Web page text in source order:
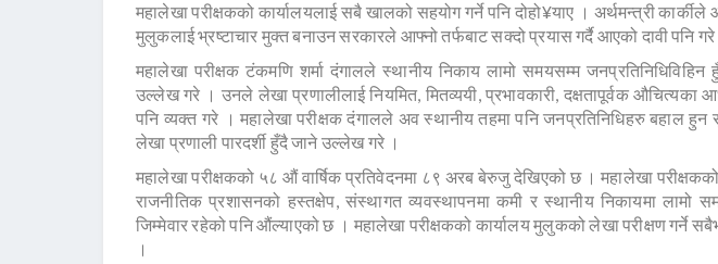
महालेखा परीक्षकको कार्यालयलाई सबै खालको सहयोग गर्ने पनि दोहो¥याए । अर्थमन्त्री कार्कीले
मुलुकलाई भ्रष्टाचार मुक्त बनाउन सरकारले आफ्नो तर्फबाट सक्दो प्रयास गर्दै आएको दावी पनि गरे
महालेखा परीक्षक टंकमणि शर्मा दंगालले स्थानीय निकाय लामो समयसम्म
उल्लेख गरे । उनले लेखा प्रणालीलाई नियमित, मितव्ययी, प्रभावकारी, दक्षतापूर्वक औचित्यका
पनि व्यक्त गरे । महालेखा परीक्षक दंगालले अव स्थानीय तहमा पनि जनप्रतिनिधिहरु बहाल
लेखा प्रणाली पारदर्शी हुँदै जाने उल्लेख गरे ।
महालेखा परीक्षकको ५८ औं वार्षिक प्रतिवेदनमा ८९ अरब बेरुजु देखिएको छ । महालेखा
राजनीतिक प्रशासनको हस्तक्षेप, संस्थागत व्यवस्थापनमा कमी र स्थानीय निकायमा लामो
जिम्मेवार रहेको पनि औंल्याएको छ । महालेखा परीक्षकको कार्यालय मुलुकको लेखा परीक्षण गर्ने
।